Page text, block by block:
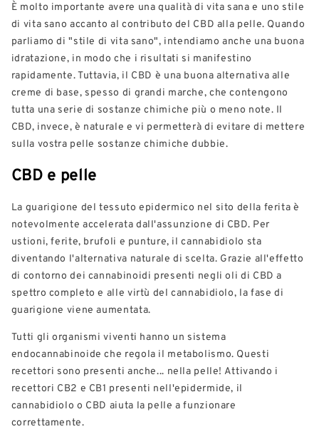
È molto importante avere una qualità di vita sana e uno stile
di vita sano accanto al contributo del CBD alla pelle. Quando
parliamo di "stile di vita sano", intendiamo anche una buona
idratazione, in modo che i risultati si manifestino
rapidamente. Tuttavia, il CBD è una buona alternativa alle
creme di base, spesso di grandi marche, che contengono
tutta una serie di sostanze chimiche più o meno note. Il
CBD, invece, è naturale e vi permetterà di evitare di mettere
sulla vostra pelle sostanze chimiche dubbie.
CBD e pelle
La guarigione del tessuto epidermico nel sito della ferita è
notevolmente accelerata dall'assunzione di CBD. Per
ustioni, ferite, brufoli e punture, il cannabidiolo sta
diventando l'alternativa naturale di scelta. Grazie all'effetto
di contorno dei cannabinoidi presenti negli oli di CBD a
spettro completo e alle virtù del cannabidiolo, la fase di
guarigione viene aumentata.
Tutti gli organismi viventi hanno un sistema
endocannabinoide che regola il metabolismo. Questi
recettori sono presenti anche... nella pelle! Attivando i
recettori CB2 e CB1 presenti nell'epidermide, il
cannabidiolo o CBD aiuta la pelle a funzionare
correttamente.